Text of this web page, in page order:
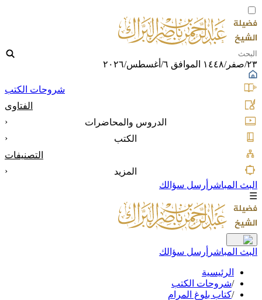
٢٣/صفر/١٤٤٨ الموافق ٦/أغسطس/٢٠٢٦
شروحات الكتب
الفتاوى
الدروس والمحاضرات
‹
الكتب
‹
التصنيفات
المزيد
‹
البث المباشر أرسل سؤالك
☰
البث المباشر أرسل سؤالك
الرئيسية
/شروحات الكتب
/كتاب بلوغ المرام